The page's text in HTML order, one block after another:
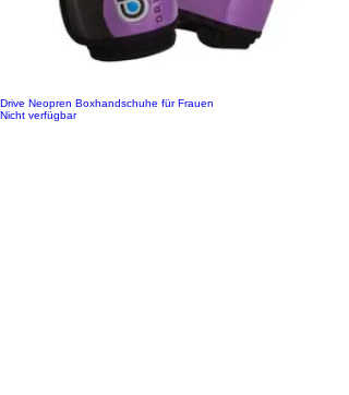
Drive Neopren Boxhandschuhe für Frauen
Nicht verfügbar